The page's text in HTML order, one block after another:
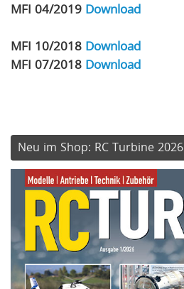
MFI 04/2019 Download
MFI 10/2018 Download
MFI 07/2018 Download
Neu im Shop: RC Turbine 2026